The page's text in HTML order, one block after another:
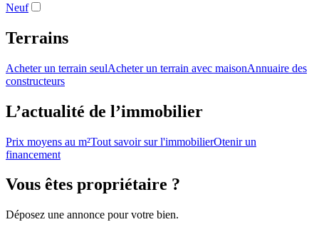
Neuf
Terrains
Acheter un terrain seulAcheter un terrain avec maisonAnnuaire des
constructeurs
L’actualité de l’immobilier
Prix moyens au m²Tout savoir sur l'immobilierOtenir un
financement
Vous êtes propriétaire ?
Déposez une annonce pour votre bien.